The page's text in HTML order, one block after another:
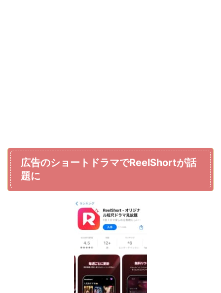
広告のショートドラマでReelShortが話
題に